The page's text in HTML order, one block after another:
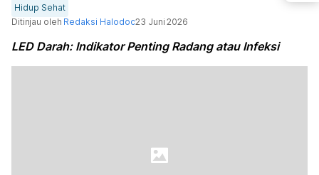
Hidup Sehat
Ditinjau oleh Redaksi Halodoc23 Juni 2026
LED Darah: Indikator Penting Radang atau Infeksi